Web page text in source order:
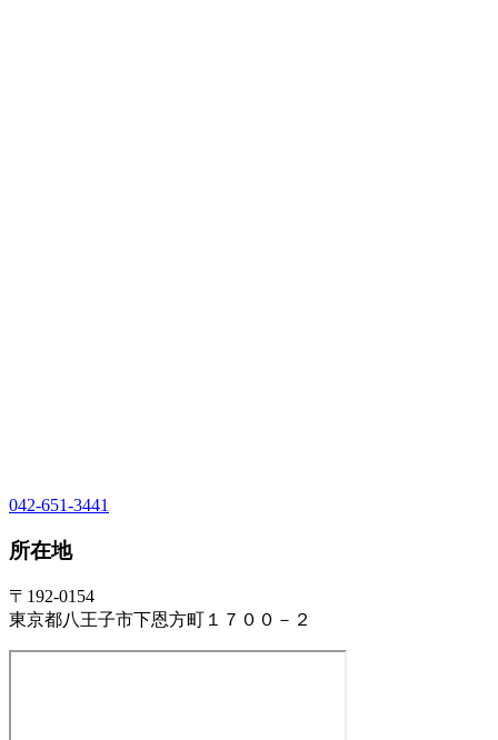
042-651-3441
所在地
〒192-0154
東京都八王子市下恩方町１７００－２